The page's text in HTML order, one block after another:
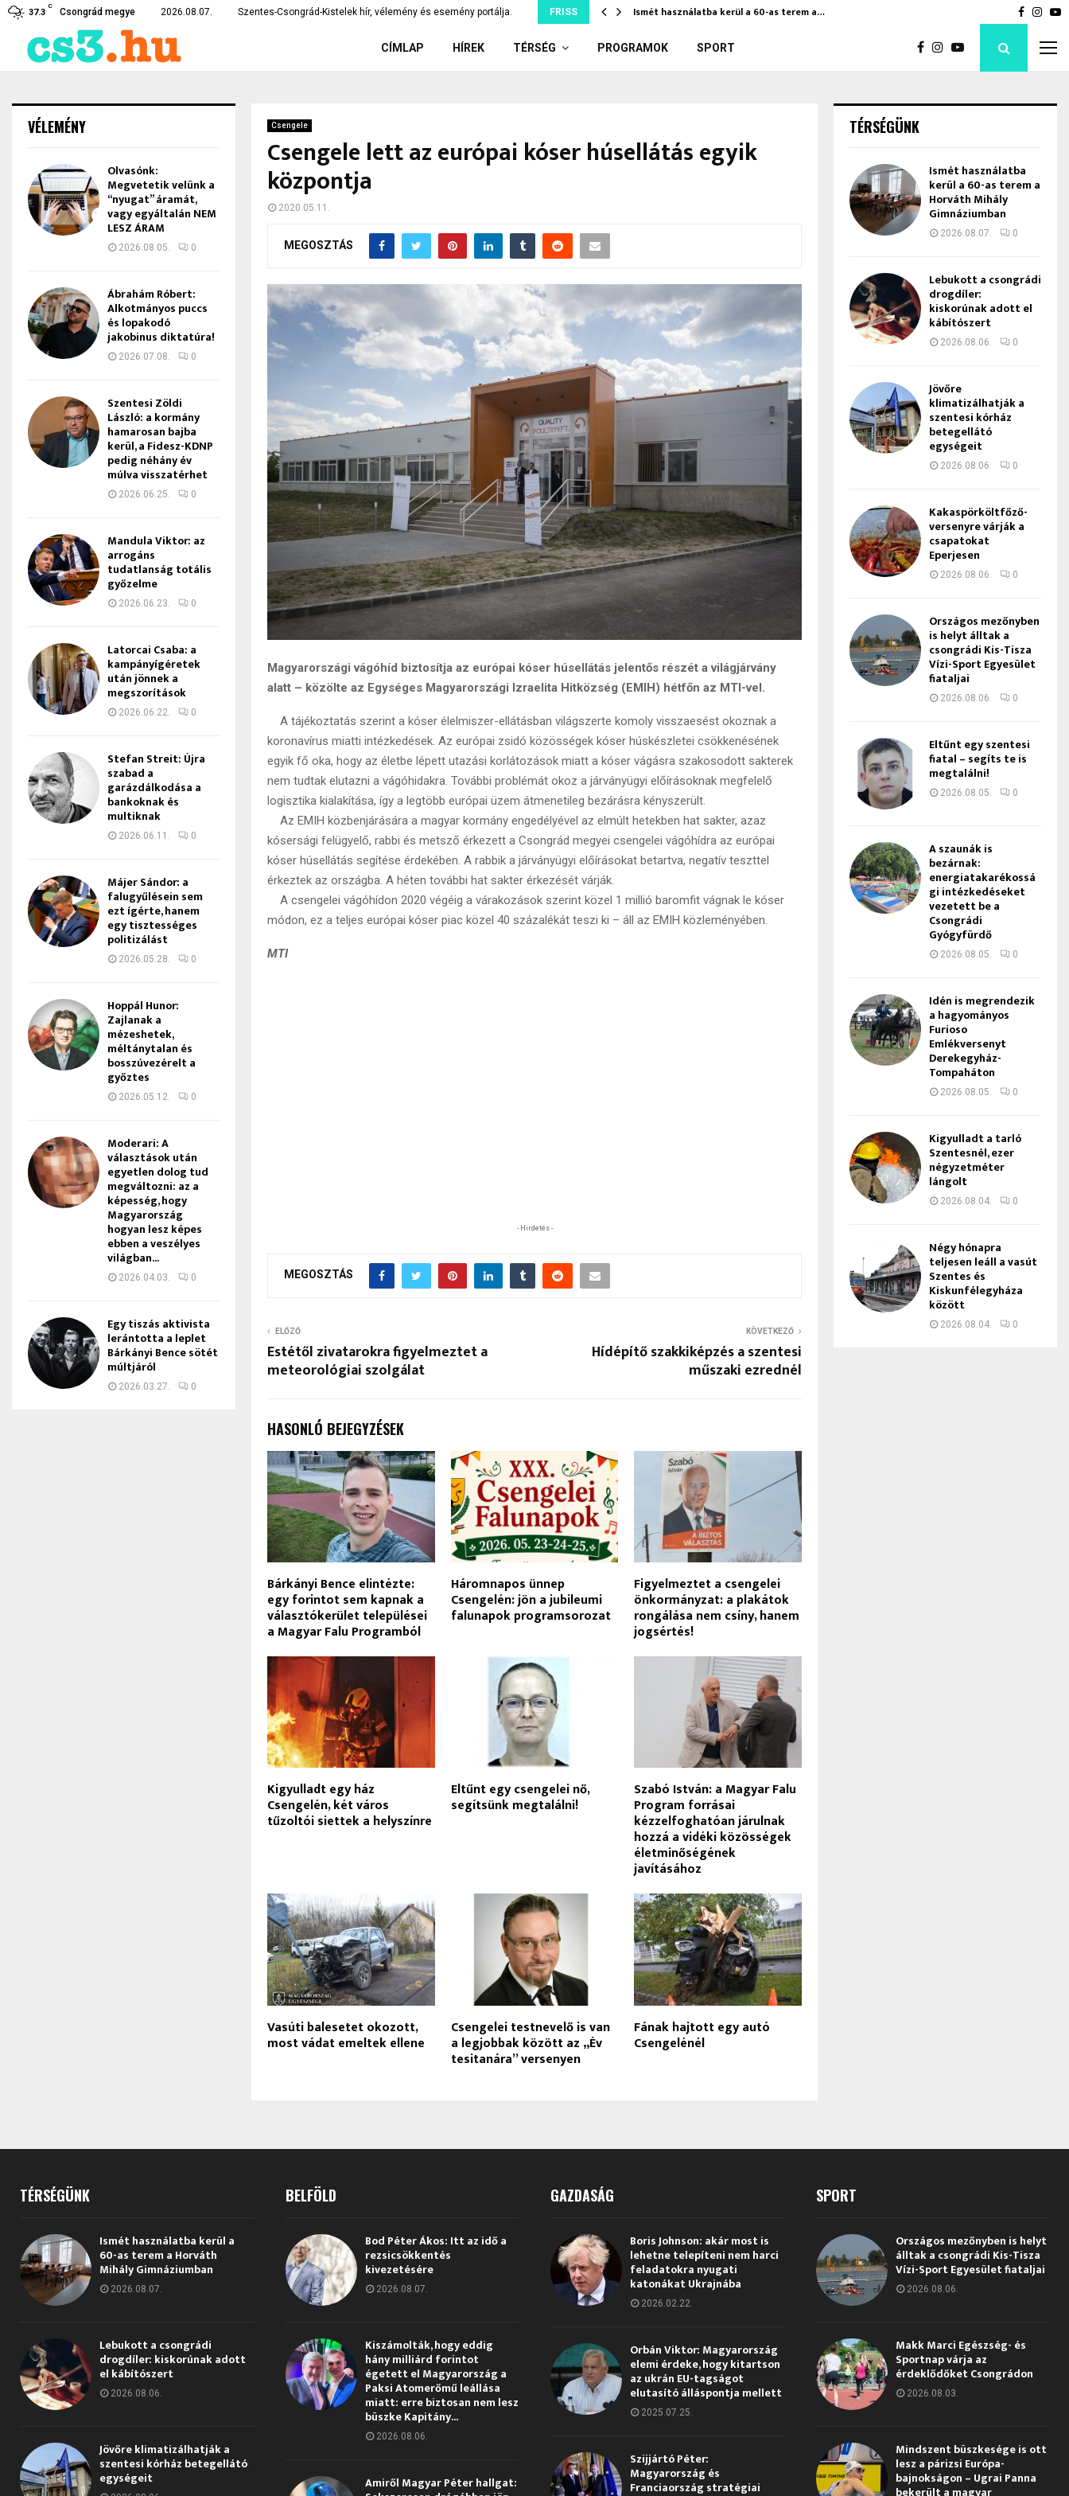
37.3
C
Csongrád megye 2026.08.07. Szentes-Csongrád-Kistelek hír, vélemény és esemény portálja. FRISS
Czirbus Gábor: Nem hagyhatjuk szó nélkül, ami… Ismét használatba kerül a 60-as terem a… Bod
CÍMLAP HÍREK TÉRSÉG PROGRAMOK SPORT
Csengele
Csengele lett az európai kóser húsellátás egyik
központja
2020.05.11.
MEGOSZTÁS
Magyarországi vágóhíd biztosítja az európai kóser húsellátás jelentős részét a világjárvány
alatt – közölte az Egységes Magyarországi Izraelita Hitközség (EMIH) hétfőn az MTI-vel.
A tájékoztatás szerint a kóser élelmiszer-ellátásban világszerte komoly visszaesést okoznak a
koronavírus miatti intézkedések. Az európai zsidó közösségek kóser húskészletei csökkenésének
egyik fő oka, hogy az életbe lépett utazási korlátozások miatt a kóser vágásra szakosodott sakterek
nem tudtak elutazni a vágóhidakra. További problémát okoz a járványügyi előírásoknak megfelelő
logisztika kialakítása, így a legtöbb európai üzem átmenetileg bezárásra kényszerült.
Az EMIH közbenjárására a magyar kormány engedélyével az elmúlt hetekben hat sakter, azaz
kósersági felügyelő, rabbi és metsző érkezett a Csongrád megyei csengelei vágóhídra az európai
kóser húsellátás segítése érdekében. A rabbik a járványügyi előírásokat betartva, negatív teszttel
érkeztek az országba. A héten további hat sakter érkezését várják.
A csengelei vágóhídon 2020 végéig a várakozások szerint közel 1 millió baromfit vágnak le kóser
módon, ez a teljes európai kóser piac közel 40 százalékát teszi ki – áll az EMIH közleményében.
MTI
- Hirdetés -
MEGOSZTÁS
ELŐZŐ
Estétől zivatarokra figyelmeztet a
meteorológiai szolgálat
KÖVETKEZŐ
Hídépítő szakkiképzés a szentesi
műszaki ezrednél
HASONLÓ BEJEGYZÉSEK
Bárkányi Bence elintézte:
egy forintot sem kapnak a
választókerület települései
a Magyar Falu Programból
Háromnapos ünnep
Csengelén: jön a jubileumi
falunapok programsorozat
Figyelmeztet a csengelei
önkormányzat: a plakátok
rongálása nem csíny, hanem
jogsértés!
Kigyulladt egy ház
Csengelén, két város
tűzoltói siettek a helyszínre
Eltűnt egy csengelei nő,
segítsünk megtalálni!
Szabó István: a Magyar Falu
Program forrásai
kézzelfoghatóan járulnak
hozzá a vidéki közösségek
életminőségének
javításához
Vasúti balesetet okozott,
most vádat emeltek ellene
Csengelei testnevelő is van
a legjobbak között az „Év
tesitanára” versenyen
Fának hajtott egy autó
Csengelénél
VÉLEMÉNY
Olvasónk:
Megvetetik velünk a
“nyugat” áramát,
vagy egyáltalán NEM
LESZ ÁRAM
2026.08.05. 0
Ábrahám Róbert:
Alkotmányos puccs
és lopakodó
jakobinus diktatúra!
2026.07.08. 0
Szentesi Zöldi
László: a kormány
hamarosan bajba
kerül, a Fidesz-KDNP
pedig néhány év
múlva visszatérhet
2026.06.25. 0
Mandula Viktor: az
arrogáns
tudatlanság totális
győzelme
2026.06.23. 0
Latorcai Csaba: a
kampányígéretek
után jönnek a
megszorítások
2026.06.22. 0
Stefan Streit: Újra
szabad a
garázdálkodása a
bankoknak és
multiknak
2026.06.11. 0
Májer Sándor: a
falugyűlésein sem
ezt ígérte, hanem
egy tisztességes
politizálást
2026.05.28. 0
Hoppál Hunor:
Zajlanak a
mézeshetek,
méltánytalan és
bosszúvezérelt a
győztes
2026.05.12. 0
Moderari: A
választások után
egyetlen dolog tud
megváltozni: az a
képesség, hogy
Magyarország
hogyan lesz képes
ebben a veszélyes
világban...
2026.04.03. 0
Egy tiszás aktivista
lerántotta a leplet
Bárkányi Bence sötét
múltjáról
2026.03.27. 0
TÉRSÉGÜNK
Ismét használatba
kerül a 60-as terem a
Horváth Mihály
Gimnáziumban
2026.08.07. 0
Lebukott a csongrádi
drogdíler:
kiskorúnak adott el
kábítószert
2026.08.06. 0
Jövőre
klimatizálhatják a
szentesi kórház
betegellátó
egységeit
2026.08.06. 0
Kakaspörköltfőző-
versenyre várják a
csapatokat
Eperjesen
2026.08.06. 0
Országos mezőnyben
is helyt álltak a
csongrádi Kis-Tisza
Vízi-Sport Egyesület
fiataljai
2026.08.06. 0
Eltűnt egy szentesi
fiatal – segíts te is
megtalálni!
2026.08.05. 0
A szaunák is
bezárnak:
energiatakarékossá
gi intézkedéseket
vezetett be a
Csongrádi
Gyógyfürdő
2026.08.05. 0
Idén is megrendezik
a hagyományos
Furioso
Emlékversenyt
Derekegyház-
Tompaháton
2026.08.05. 0
Kigyulladt a tarló
Szentesnél, ezer
négyzetméter
lángolt
2026.08.04. 0
Négy hónapra
teljesen leáll a vasút
Szentes és
Kiskunfélegyháza
között
2026.08.04. 0
TÉRSÉGÜNK
Ismét használatba kerül a
60-as terem a Horváth
Mihály Gimnáziumban
2026.08.07.
Lebukott a csongrádi
drogdíler: kiskorúnak adott
el kábítószert
2026.08.06.
Jövőre klimatizálhatják a
szentesi kórház betegellátó
egységeit
BELFÖLD
Bod Péter Ákos: Itt az idő a
rezsicsökkentés
kivezetésére
2026.08.07.
Kiszámolták, hogy eddig
hány milliárd forintot
égetett el Magyarország a
Paksi Atomerőmű leállása
miatt: erre biztosan nem lesz
büszke Kapitány...
2026.08.06.
Amiről Magyar Péter hallgat:
GAZDASÁG
Boris Johnson: akár most is
lehetne telepíteni nem harci
feladatokra nyugati
katonákat Ukrajnába
2026.02.22.
Orbán Viktor: Magyarország
elemi érdeke, hogy kitartson
az ukrán EU-tagságot
elutasító álláspontja mellett
2025.07.25.
Szijjártó Péter:
Magyarország és
Franciaország stratégiai
SPORT
Országos mezőnyben is helyt
álltak a csongrádi Kis-Tisza
Vízi-Sport Egyesület fiataljai
2026.08.06.
Makk Marci Egészség- és
Sportnap várja az
érdeklődőket Csongrádon
2026.08.03.
Mindszent büszkesége is ott
lesz a párizsi Európa-
bajnokságon – Ugrai Panna
bekerült a magyar